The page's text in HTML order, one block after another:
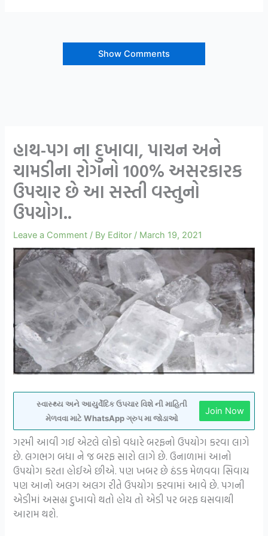
Show Comments
હાથ-પગ ના દુખાવા, પાચન અને
ચામડીના રોગનો 100% અસરકારક
ઉપચાર છે આ સસ્તી વસ્તુનો
ઉપયોગ..
Leave a Comment / By Editor / March 19, 2021
સ્વાસ્થ્ય અને આયુર્વેદિક ઉપચાર વિશે ની માહિતી
મેળવવા માટે WhatsApp ગ્રુપ મા જોડાઓ
Join Now
ગરમી આવી ગઈ એટલે લોકો વધારે બરફનો ઉપયોગ કરવા લાગે
છે. લગભગ બધા ને જ બરફ સારો લાગે છે. ઉનાળામાં આનો
ઉપયોગ કરતા હોઈએ છીએ. પણ ખબર છે ઠંડક મેળવવા સિવાય
પણ આનો અલગ અલગ રીતે ઉપયોગ કરવામાં આવે છે. પગની
એડીમાં અસહ્ય દુખાવો થતો હોય તો એડી પર બરફ ઘસવાથી
આરામ થશે.